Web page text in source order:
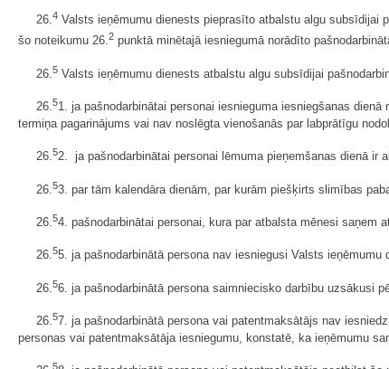
26.4 Valsts ieņēmumu dienests pieprasīto atbalstu algu subsīdijai
šo noteikumu 26.2 punktā minētajā iesniegumā norādīto
26.5 Valsts ieņēmumu dienests atbalstu algu subsīdijai
26.51. ja pašnodarbinātai personai iesnieguma iesniegšanas dienā
termiņa pagarinājums vai nav noslēgta vienošanās par labprātīgu
26.52. ja pašnodarbinātai personai lēmuma pieņemšanas dienā ir
26.53. par tām kalendāra dienām, par kurām piešķirts slimības
26.54. pašnodarbinātai personai, kura par atbalsta mēnesi saņem
26.55. ja pašnodarbinātā persona nav iesniegusi Valsts
26.56. ja pašnodarbinātā persona saimniecisko darbību uzsākusi
26.57. ja pašnodarbinātā persona vai patentmaksātājs nav
personas vai patentmaksātāja iesniegumu, konstatē, ka ieņēmumu
5